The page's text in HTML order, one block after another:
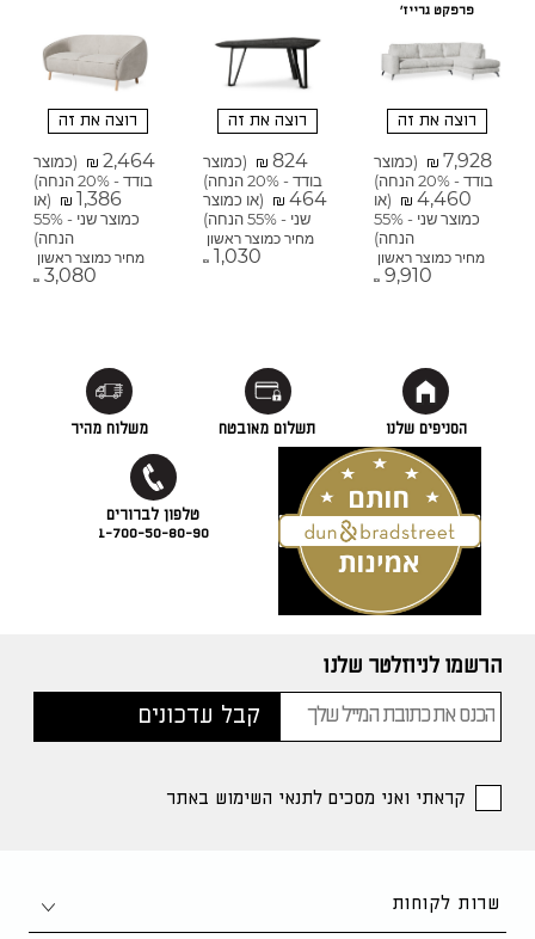
פרפקט גרייז'
רוצה את זה
₪ 7,928
(כמוצר
בודד - 20% הנחה)
₪ 4,460
(או
כמוצר שני - 55%
הנחה)
מחיר כמוצר ראשון
₪ 9,910
רוצה את זה
₪ 824
(כמוצר
בודד - 20% הנחה)
₪ 464
(או כמוצר
שני - 55% הנחה)
מחיר כמוצר ראשון
₪ 1,030
רוצה את זה
₪ 2,464
(כמוצר
בודד - 20% הנחה)
₪ 1,386
(או
כמוצר שני - 55%
הנחה)
מחיר כמוצר ראשון
₪ 3,080
הסניפים שלנו תשלום מאובטח משלוח מהיר
1-700-50-80-90
הרשמו לניוזלטר שלנו
קראתי ואני מסכים לתנאי השימוש באתר
שרות לקוחות